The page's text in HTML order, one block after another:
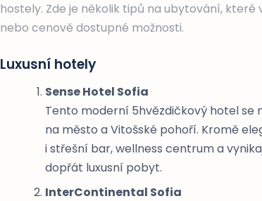
hostely. Zde je několik tipů na ubytování,
nebo cenově dostupné možnosti.
Luxusní hotely
Sense Hotel Sofia
Tento moderní 5hvězdičkový hotel
na město a Vitošské pohoří. Kromě
i střešní bar, wellness centrum a
dopřát luxusní pobyt.
InterContinental Sofia